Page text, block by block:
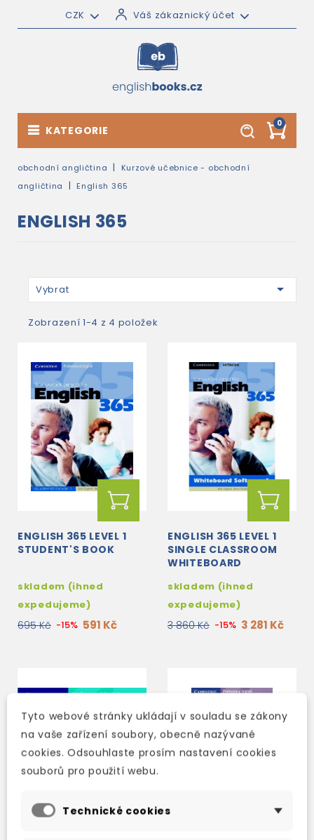
CZK Váš zákaznický účet
0
KATEGORIE
obchodní angličtina
Kurzové učebnice - obchodní
angličtina
English 365
ENGLISH 365
Vybrat 
Zobrazení 1-4 z 4 položek
ENGLISH 365 LEVEL 1
STUDENT'S BOOK
skladem (ihned
expedujeme)
695 Kč -15% 591 Kč
ENGLISH 365 LEVEL 1
SINGLE CLASSROOM
WHITEBOARD
skladem (ihned
expedujeme)
3 860 Kč -15% 3 281 Kč
Tyto webové stránky ukládají v souladu se zákony
na vaše zařízení soubory, obecně nazývané
cookies. Odsouhlaste prosím nastavení cookies
souborů pro použití webu.
Technické cookies